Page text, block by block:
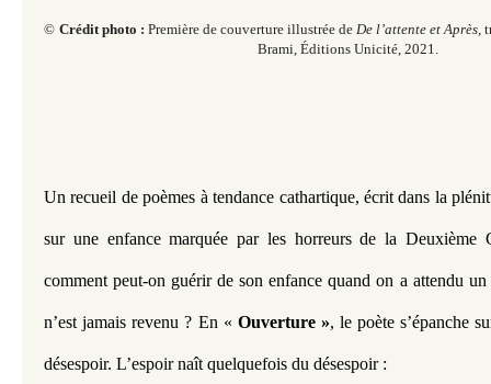
© Crédit photo : Première de couverture illustrée de De l’attente et Après,
Brami, Éditions Unicité, 2021.
Un recueil de poèmes à tendance cathartique, écrit dans la
sur une enfance marquée par les horreurs de la Deuxième
comment peut-on guérir de son enfance quand on a attendu
n’est jamais revenu ? En « Ouverture », le poète s’épanche
désespoir. L’espoir naît quelquefois du désespoir :